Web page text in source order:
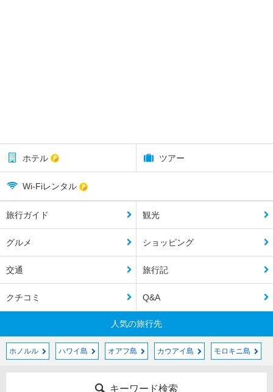
ホテル ツアー
Wi-Fiレンタル
旅行ガイド 観光
グルメ ショッピング
交通 旅行記
クチコミ Q&A
人気の旅行先
ホノルル ハワイ島 オアフ島 カウアイ島 モロキニ島
キーワード検索